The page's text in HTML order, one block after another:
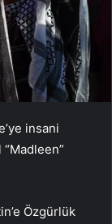
insani
“Madleen”
Özgürlük